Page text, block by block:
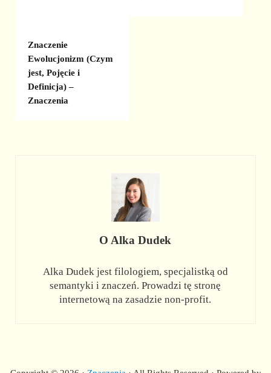
Znaczenie
Ewolucjonizm (Czym
jest, Pojęcie i
Definicja) –
Znaczenia
O Alka Dudek
Alka Dudek jest filologiem, specjalistką od
semantyki i znaczeń. Prowadzi tę stronę
internetową na zasadzie non-profit.